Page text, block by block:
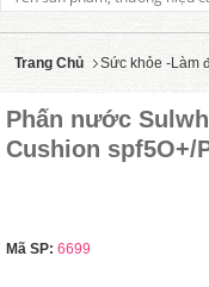
Trang Chủ Sức khỏe -Làm
Phấn nước
Cushion spf5O+/
Mã SP: 6699